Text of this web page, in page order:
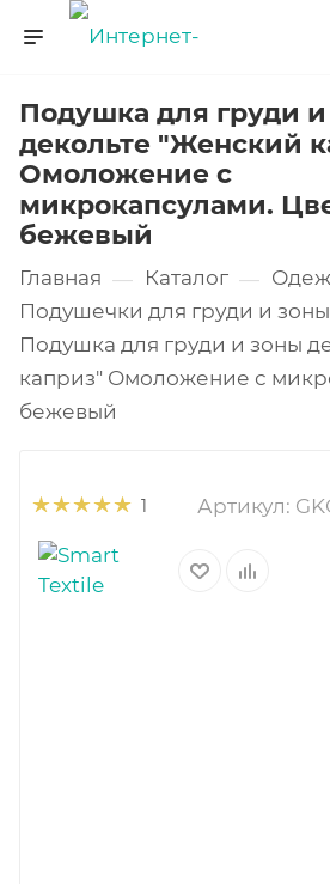
Подушка для груди
декольте "Женский
Омоложение с
микрокапсулами.
бежевый
Главная — Каталог —
Подушечки для груди и
Подушка для груди и зоны
каприз" Омоложение с
бежевый
1 Артикул: